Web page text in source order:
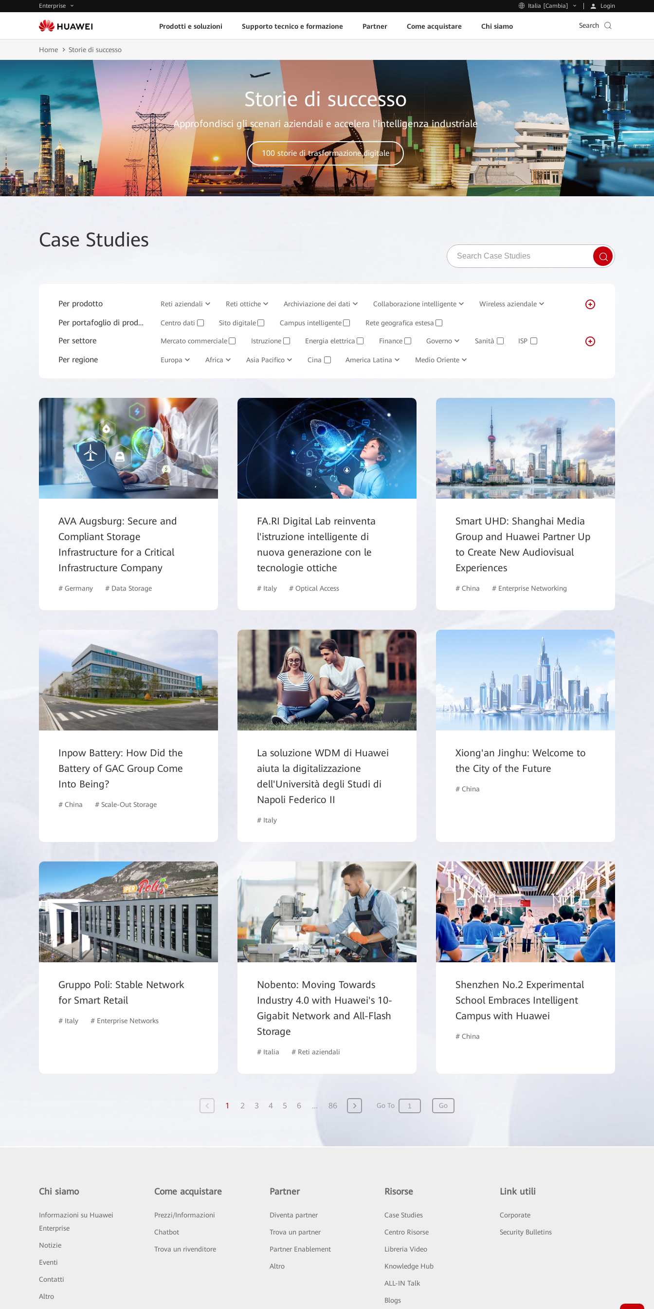
Enterprise Italia [Cambia] Login
Prodotti e soluzioni Supporto tecnico e formazione Partner Come acquistare Chi siamo Search
Home Storie di successo
Storie di successo
Approfondisci gli scenari aziendali e accelera l'intelligenza industriale
100 storie di trasformazione digitale
Case Studies
Per prodotto Reti aziendali Reti ottiche Archiviazione dei dati Collaborazione intelligente Wireless aziendale
Servizi e software aziendali Sistema di gestione Huawei Cloud
Per portafoglio di prodotti Centro dati Sito digitale Campus intelligente Rete geografica estesa
Per settore Mercato commerciale Istruzione Energia elettrica Finance Governo Sanità ISP
Produzione Estrazione mineraria e fusione ✓ "Petrolio, gas e prodotti chimici" ✓ Retail
Per regione Europa Africa Asia Pacifico Cina America Latina Medio Oriente
AVA Augsburg: Secure and
Compliant Storage
Infrastructure for a Critical
Infrastructure Company
# Germany # Data Storage
FA.RI Digital Lab reinventa
l'istruzione intelligente di
nuova generazione con le
tecnologie ottiche
# Italy # Optical Access
Smart UHD: Shanghai Media
Group and Huawei Partner Up
to Create New Audiovisual
Experiences
# China # Enterprise Networking
Inpow Battery: How Did the
Battery of GAC Group Come
Into Being?
# China # Scale-Out Storage
La soluzione WDM di Huawei
aiuta la digitalizzazione
dell'Università degli Studi di
Napoli Federico II
# Italy
Xiong'an Jinghu: Welcome to
the City of the Future
# China
Gruppo Poli: Stable Network
for Smart Retail
# Italy # Enterprise Networks # Network Management, Control, and Analysis Software # Campus Network # Retail
Nobento: Moving Towards
Industry 4.0 with Huawei's 10-
Gigabit Network and All-Flash
Storage
# Italia # Reti aziendali
Shenzhen No.2 Experimental
School Embraces Intelligent
Campus with Huawei
# China
1 2 3 4 5 6 ... 86 Go To Go
Chi siamo
Informazioni su Huawei
Enterprise
Notizie
Eventi
Contatti
Altro
Come acquistare
Prezzi/Informazioni
Chatbot
Trova un rivenditore
Partner
Diventa partner
Trova un partner
Partner Enablement
Altro
Risorse
Case Studies
Centro Risorse
Libreria Video
Knowledge Hub
ALL-IN Talk
Blogs
Link utili
Corporate
Security Bulletins